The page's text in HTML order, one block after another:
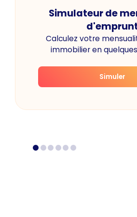
Simulateur de
Calculez votre
immobilier en
Simuler